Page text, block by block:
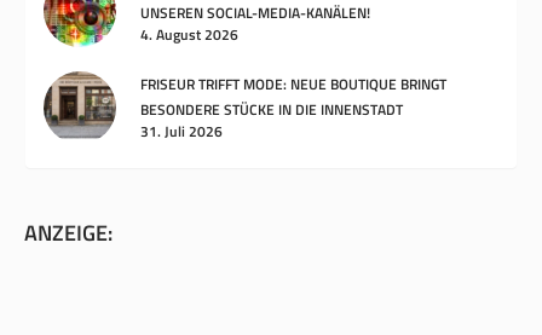
UNSEREN SOCIAL-MEDIA-KANÄLEN!
4. August 2026
FRISEUR TRIFFT MODE: NEUE BOUTIQUE BRINGT
BESONDERE STÜCKE IN DIE INNENSTADT
31. Juli 2026
ANZEIGE: